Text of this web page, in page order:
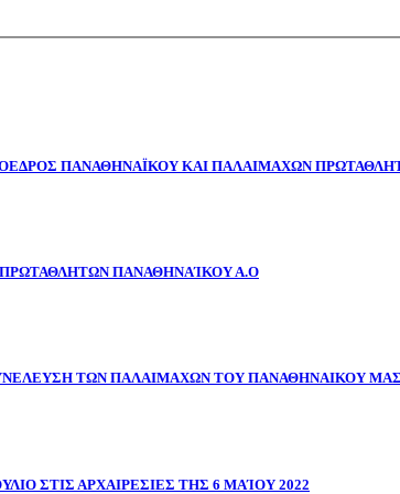
ΠΑΝΑΘΗΝΑΪΚΟΥ ΚΑΙ ΠΑΛΑΙΜΑΧΩΝ
ΠΑΝΑΘΗΝΑΊΚΟΥ Α.Ο
ΤΩΝ ΠΑΛΑΙΜΑΧΩΝ ΤΟΥ ΠΑΝΑΘΗΝΑΙΚΟΥ ΜΑΣ
ΣΤΙΣ ΑΡΧΑΙΡΕΣΙΕΣ ΤΗΣ 6 ΜΑΊΟΥ 2022